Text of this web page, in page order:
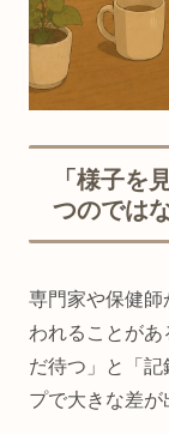
「様子
つのでは
専門家や保健
われることが
だ待つ」と「
プで大きな差が